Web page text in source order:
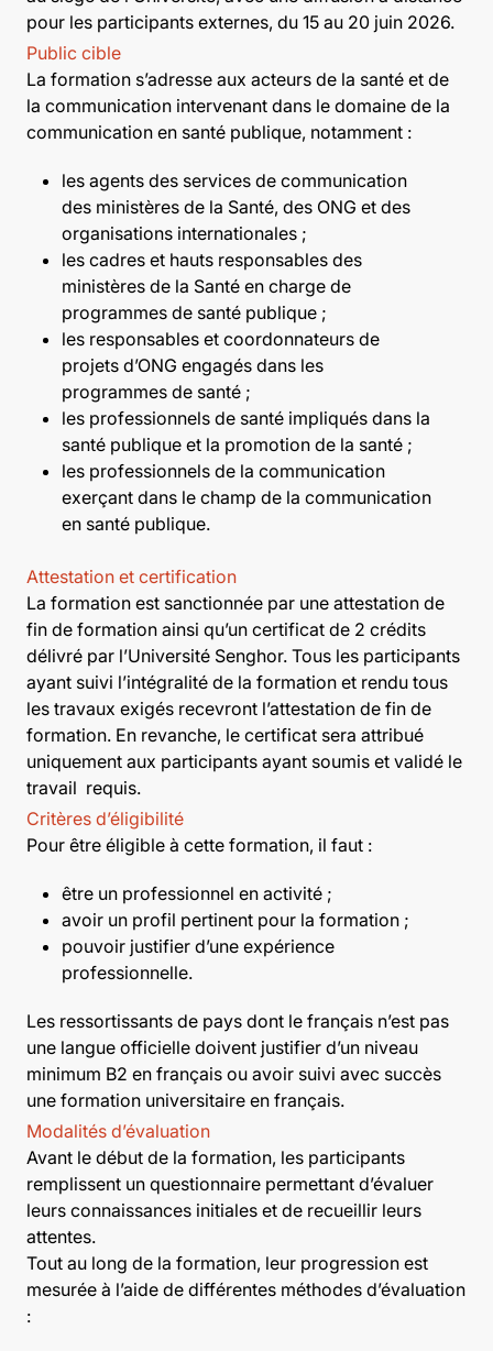
pour les participants externes, du 15 au 20 juin 2026.
Public cible
La formation s’adresse aux acteurs de la santé et de
la communication intervenant dans le domaine de la
communication en santé publique, notamment :
les agents des services de communication
des ministères de la Santé, des ONG et des
organisations internationales ;
les cadres et hauts responsables des
ministères de la Santé en charge de
programmes de santé publique ;
les responsables et coordonnateurs de
projets d’ONG engagés dans les
programmes de santé ;
les professionnels de santé impliqués dans la
santé publique et la promotion de la santé ;
les professionnels de la communication
exerçant dans le champ de la communication
en santé publique.
Attestation et certification
La formation est sanctionnée par une attestation de
fin de formation ainsi qu’un certificat de 2 crédits
délivré par l’Université Senghor. Tous les participants
ayant suivi l’intégralité de la formation et rendu tous
les travaux exigés recevront l’attestation de fin de
formation. En revanche, le certificat sera attribué
uniquement aux participants ayant soumis et validé le
travail requis.
Critères d’éligibilité
Pour être éligible à cette formation, il faut :
être un professionnel en activité ;
avoir un profil pertinent pour la formation ;
pouvoir justifier d’une expérience
professionnelle.
Les ressortissants de pays dont le français n’est pas
une langue officielle doivent justifier d’un niveau
minimum B2 en français ou avoir suivi avec succès
une formation universitaire en français.
Modalités d’évaluation
Avant le début de la formation, les participants
remplissent un questionnaire permettant d’évaluer
leurs connaissances initiales et de recueillir leurs
attentes.
Tout au long de la formation, leur progression est
mesurée à l’aide de différentes méthodes d’évaluation
: